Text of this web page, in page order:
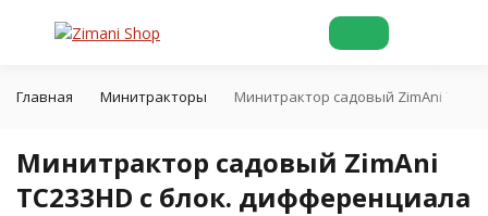
Главная Минитракторы Минитрактор садовый ZimAni
Минитрактор садовый ZimAni
TC233HD с блок. дифференциала